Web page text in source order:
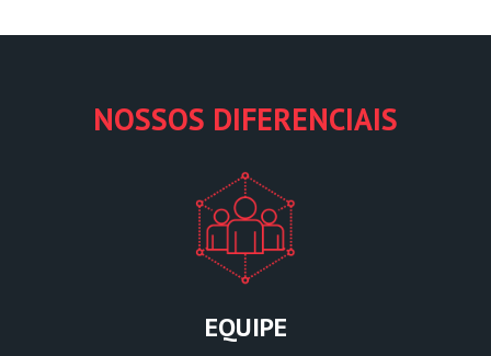
NOSSOS DIFERENCIAIS
EQUIPE